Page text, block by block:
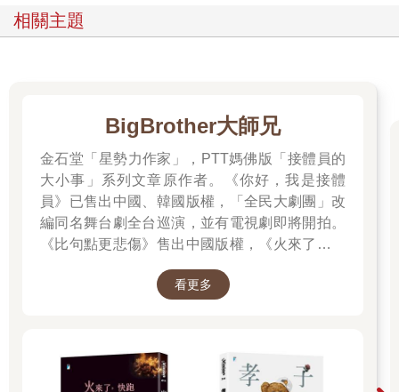
公共資訊服務基礎建設：從《圖書館服務法案》到《博物館暨圖
書館服務法案》、第9 章資訊自由與《資訊自由法案》、第10 章
在人工智慧重新定義資訊生態的時代，如何在技術創新與民主價
已成為形塑理想資訊環境的核心課題。這一環境既需要擁抱科技
進步，也必須維護人文精神。公民唯有成為理性思辨的主體，積
極參與公共討論，並深入理解資訊政策的脈絡，方能在快速變動
的時代中維護共同價值。
本書嘗試透過回顧美國建國250年來資訊政策的歷史演變，藉以理
資訊政策作為一個新興的跨學科研究領域，其重要性在21世紀初
（Journal of Information Policy）創刊號中發表的重要文章，不僅
為資訊政策提供明確的定義，更闡明其在現代社會中的關鍵地
相關主題
BigBrother大師兄
金石堂「星勢力作家」，PTT媽佛版「接體員的
大小事」系列文章原作者。《你好，我是接體
員》已售出中國、韓國版權，「全民大劇團」改
編同名舞台劇全台巡演，並有電視劇即將開拍。
《比句點更悲傷》售出中國版權，《火來了，快
跑》售出泰國版權。
看更多